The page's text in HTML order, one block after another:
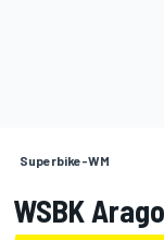
Superbike-WM
WSBK